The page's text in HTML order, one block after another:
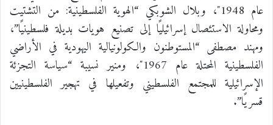
عام 1948″، وبلال الشوبكي “الهوية الفلسطينية: من التشتيت
ومحاولة الاستئصال إسرائيليًا إلى تصنيع هويات بديلة فلسطينيًا”،
ومهند مصطفى “المستوطنون والكولونيالية اليهودية في الأراضي
الفلسطينية المحتلة عام 1967″، ومنير نسيبة “سياسة التجزئة
الإسرائيلية للمجتمع الفلسطيني وتفعيلها في تهجير الفلسطينيين
قسريًا”.